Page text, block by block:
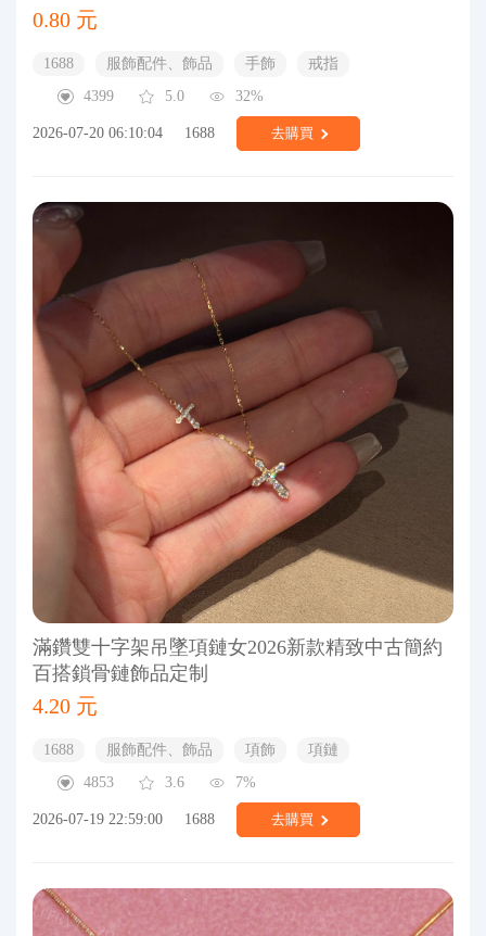
0.80 元
1688 服飾配件、飾品 手飾
戒指
4399
5.0 32%
2026-07-20 06:10:04 1688 去購買
滿鑽雙十字架吊墜項鏈女2026新款精致中古簡約
百搭鎖骨鏈飾品定制
4.20 元
1688 服飾配件、飾品 項飾
項鏈
4853
3.6 7%
2026-07-19 22:59:00 1688 去購買